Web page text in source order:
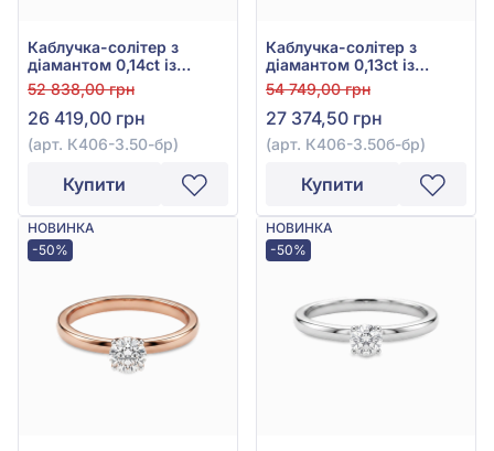
Каблучка-солітер з
діамантом 0,14ct із
червоного золота 585°,
арт. К406-3.50-бр
52 838,00 грн
26 419,00 грн
(арт. К406-3.50-бр)
Купити
Каблучка-солітер з
діамантом 0,13ct із
білого золота 585°, арт.
К406-3.50б-бр
54 749,00 грн
27 374,50 грн
(арт. К406-3.50б-бр)
Купити
НОВИНКА
-50%
НОВИНКА
-50%